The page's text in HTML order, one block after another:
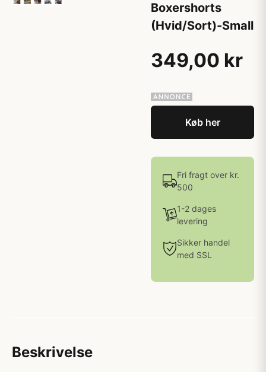
Boxershorts
(Hvid/Sort)-Small
349,00 kr
Køb her
Fri fragt over kr.
500
1-2 dages
levering
Sikker handel
med SSL
Beskrivelse